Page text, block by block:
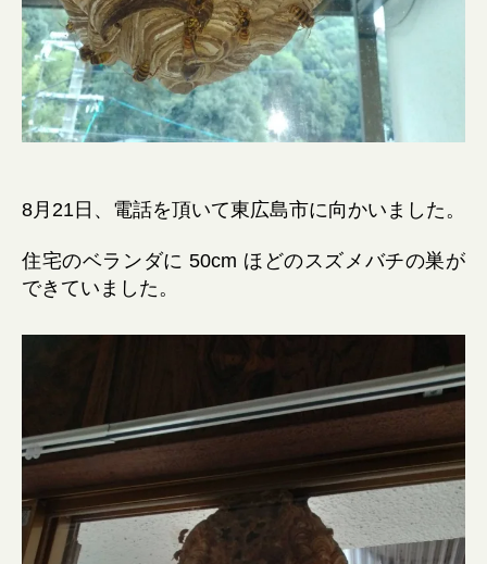
8月21日、電話を頂いて東広島市に向かいました。
住宅のベランダに 50cm ほどのスズメバチの巣が
できていました。